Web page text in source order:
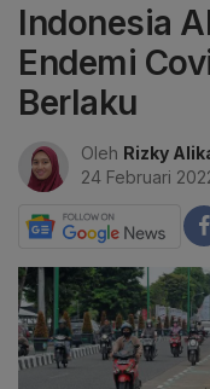
Indonesia
Endemi
Berlaku
Oleh Rizky
24 Februari